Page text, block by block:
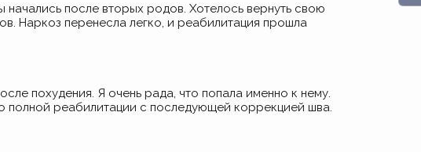
после вторых родов. Хотелось вернуть свою
Наркоз перенесла легко, и реабилитация прошла
похудения. Я очень рада, что попала именно к нему.
полной реабилитации с последующей коррекцией шва.